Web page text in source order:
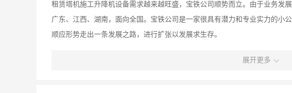
租赁塔机施工升降机设备需求越来越旺盛，宝铁公司顺势而立。由于业务发
广东、江西、湖南，面向全国。宝铁公司是一家很具有潜力和专业实力的小
顺应形势走出一条发展之路，进行扩张以发展求生存。
展开更多